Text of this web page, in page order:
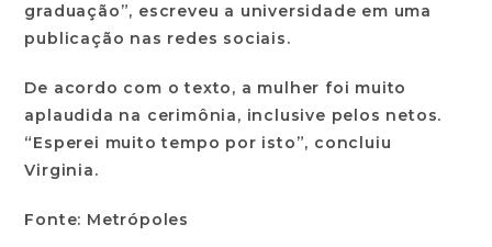
graduação”, escreveu a universidade em uma
publicação nas redes sociais.
De acordo com o texto, a mulher foi muito
aplaudida na cerimônia, inclusive pelos netos.
“Esperei muito tempo por isto”, concluiu
Virginia.
Fonte: Metrópoles